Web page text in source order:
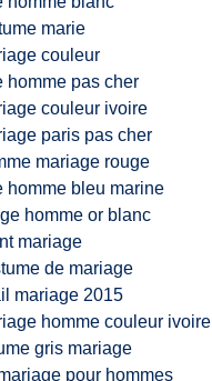
marie
couleur
homme pas cher
couleur ivoire
paris pas cher
mariage rouge
homme bleu marine
homme or blanc
mariage
de mariage
mariage 2015
homme couleur ivoire
gris mariage
pour hommes